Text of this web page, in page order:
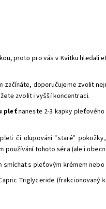
proto pro vás v Kvitku hledali
začínáte, doporučujeme zvolit
zvolit i vyšší koncentraci.
pleťnaneste 2-3 kapky
či olupování "staré"
používání tohoto séra (ale i
smíchat s pleťovým krémem
Triglyceride